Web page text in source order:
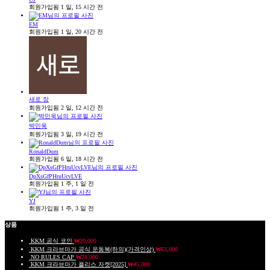
회원가입됨 1 일, 15 시간 전
EM
회원가입됨 1 일, 20 시간 전
새로 장
회원가입됨 2 일, 12 시간 전
박민욱
회원가입됨 3 일, 19 시간 전
RonaldDum
회원가입됨 6 일, 18 시간 전
DpXsGfPHruUcvLVE
회원가입됨 1 주, 1 일 전
YJ
회원가입됨 1 주, 3 일 전
상품
KKM 공식 코인 ₩20,000
KKM 크라브마가 공식 운동복(하의)(가격인상) ₩63,000
NO RULES CAP ₩28,000
KKM 크라브마가 플리스 자켓[2025] ₩45,000